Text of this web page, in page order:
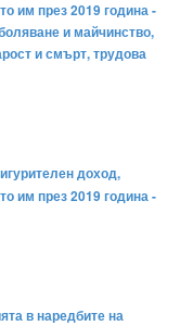
им през 2019 година -
и майчинство,
и смърт, трудова
доход,
им през 2019 година -
в наредбите на